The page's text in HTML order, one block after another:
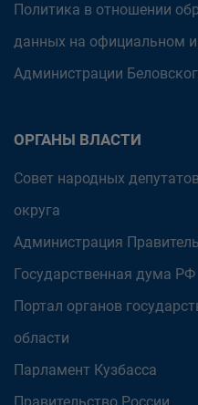
Политика в отношении
данных на официальном
Администрации
ОРГАНЫ ВЛАСТИ
Совет народных
округа
Администрация
Государственная дума РФ
Портал органов
области
Парламент Кузбасса